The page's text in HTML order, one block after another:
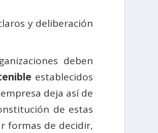
y deliberación
deben
establecidos
deja así de
de estas
formas de decidir,